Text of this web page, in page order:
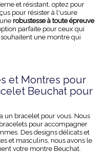
et résistant, optez pour
pour résister à l'usure
robustesse à toute épreuve
parfaite pour ceux qui
une montre qui
et Montres pour
Beuchat pour
un bracelet pour vous. Nous
pour accompagner
. Des designs délicats et
et masculins, nous avons le
votre montre Beuchat.